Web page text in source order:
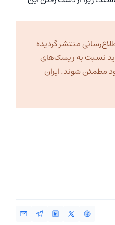
منتشر گردیده
نسبت به ریسک‌های
مطمئن شوند. ایران